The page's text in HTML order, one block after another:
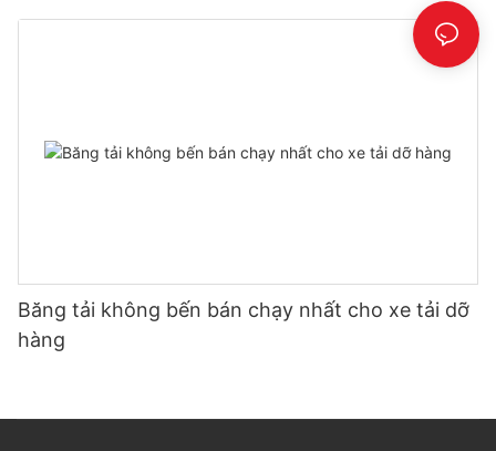
hàng
Băng tải không bến bán chạy nhất cho xe tải dỡ
hàng